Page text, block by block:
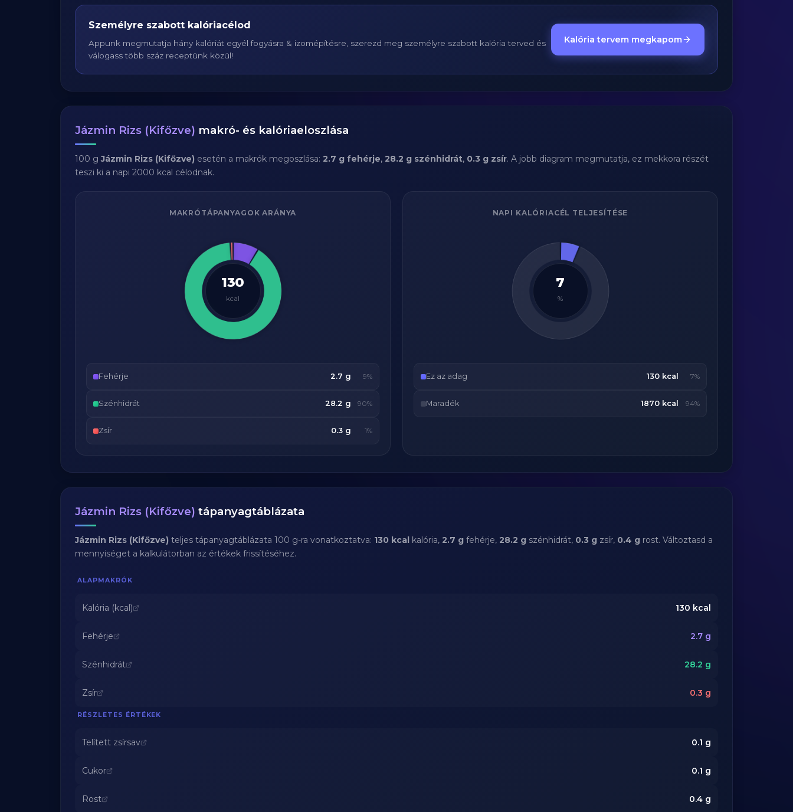
Személyre szabott kalóriacélod
Appunk megmutatja hány kalóriát egyél fogyásra & izomépítésre, szerezd meg személyre szabott kalória terved és
válogass több száz receptünk közül!
Kalória tervem megkapom
Jázmin Rizs (Kifőzve) makró- és kalóriaeloszlása
100 gJázmin Rizs (Kifőzve) esetén a makrók megoszlása: 2.7 g fehérje, 28.2 g szénhidrát, 0.3 g zsír. A jobb diagram megmutatja, ez mekkora részét
teszi ki a napi 2000 kcal célodnak.
MAKRÓTÁPANYAGOK ARÁNYA
130
kcal
Fehérje 2.7 g 9%
Szénhidrát 28.2 g 90%
Zsír 0.3 g 1%
NAPI KALÓRIACÉL TELJESÍTÉSE
7
%
Ez az adag 130 kcal 7%
Maradék 1870 kcal 94%
Jázmin Rizs (Kifőzve) tápanyagtáblázata
Jázmin Rizs (Kifőzve) teljes tápanyagtáblázata 100 g-ra vonatkoztatva: 130 kcal kalória, 2.7 g fehérje, 28.2 g szénhidrát, 0.3 g zsír, 0.4 g rost. Változtasd a
mennyiséget a kalkulátorban az értékek frissítéséhez.
ALAPMAKRÓK
Kalória (kcal) 130 kcal
Fehérje 2.7 g
Szénhidrát 28.2 g
Zsír 0.3 g
RÉSZLETES ÉRTÉKEK
Telített zsírsav 0.1 g
Cukor 0.1 g
Rost 0.4 g